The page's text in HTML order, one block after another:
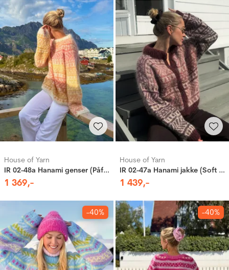
House of Yarn
IR 02-48a Hanami genser (Påfugl in Paris & Caness)
1 369,-
House of Yarn
IR 02-47a Hanami jakke (Soft og Caness)
1 439,-
-40% -40%